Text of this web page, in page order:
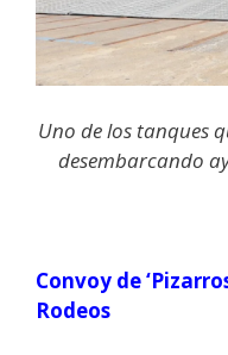
Uno de los tanques
desembarcando
Convoy de
Rodeos